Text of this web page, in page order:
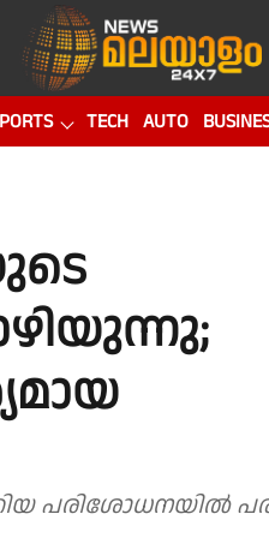
TECH AUTO
പരിശോധനയിൽ